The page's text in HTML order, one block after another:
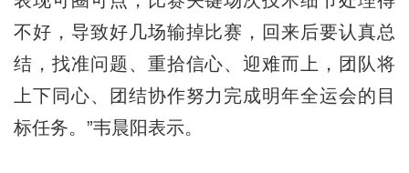
不好，导致好几场输掉比赛，回来后要认真总
结，找准问题、重拾信心、迎难而上，团队将
上下同心、团结协作努力完成明年全运会的目
标任务。”韦晨阳表示。